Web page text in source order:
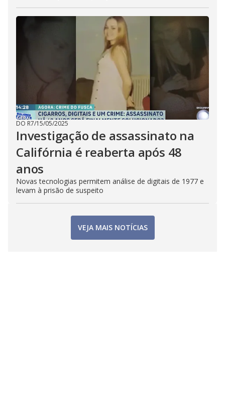
DO R7/15/05/2025
Investigação de assassinato na
Califórnia é reaberta após 48
anos
Novas tecnologias permitem análise de digitais de 1977 e
levam à prisão de suspeito
VEJA MAIS NOTÍCIAS